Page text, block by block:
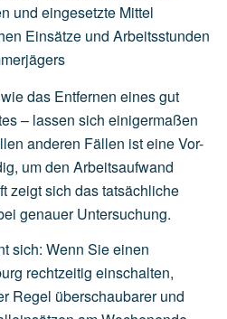
und eingesetzte Mittel
Einsätze und Arbeitsstunden
das Entfernen eines gut
– lassen sich einigermaßen
anderen Fällen ist eine Vor-
um den Arbeitsaufwand
zeigt sich das tatsächliche
genauer Untersuchung.
sich: Wenn Sie einen
rechtzeitig einschalten,
Regel überschaubarer und